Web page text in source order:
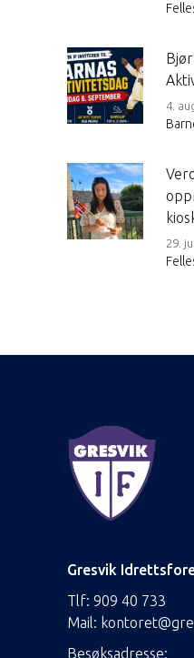
4.
29.
Gresvik
Tlf: 909 40 733
Mail:
Besøksadresse: